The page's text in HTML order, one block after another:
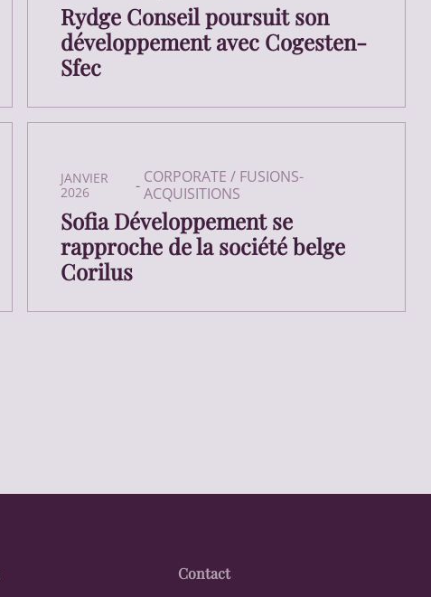
Rydge Conseil poursuit son
développement avec Cogesten-
Sfec
JANVIER
2026
- CORPORATE / FUSIONS-
ACQUISITIONS
Sofia Développement se
rapproche de la société belge
Corilus
Contact